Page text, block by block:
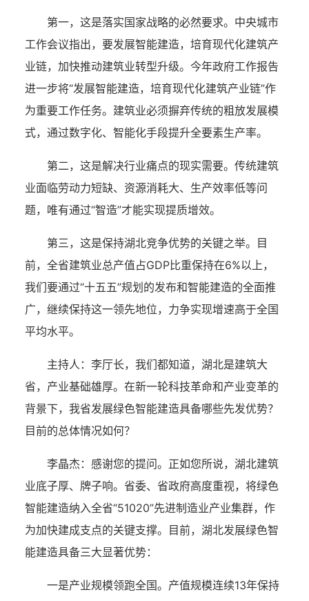
第一，这是落实国家战略的必然要求。中央城市
工作会议指出，要发展智能建造，培育现代化建筑产
业链，加快推动建筑业转型升级。今年政府工作报告
进一步将“发展智能建造，培育现代化建筑产业链”作
为重要工作任务。建筑业必须摒弃传统的粗放发展模
式，通过数字化、智能化手段提升全要素生产率。
第二，这是解决行业痛点的现实需要。传统建筑
业面临劳动力短缺、资源消耗大、生产效率低等问
题，唯有通过“智造”才能实现提质增效。
第三，这是保持湖北竞争优势的关键之举。目
前，全省建筑业总产值占GDP比重保持在6%以上，
我们要通过“十五五”规划的发布和智能建造的全面推
广，继续保持这一领先地位，力争实现增速高于全国
平均水平。
主持人： 李厅长，我们都知道，湖北是建筑大
省，产业基础雄厚。在新一轮科技革命和产业变革的
背景下，我省发展绿色智能建造具备哪些先发优势？
目前的总体情况如何？
李晶杰： 感谢您的提问。正如您所说，湖北建筑
业底子厚、牌子响。省委、省政府高度重视，将绿色
智能建造纳入全省“51020”先进制造业产业集群，作
为加快建成支点的关键支撑。目前，湖北发展绿色智
能建造具备三大显著优势：
一是产业规模领跑全国。产值规模连续13年保持